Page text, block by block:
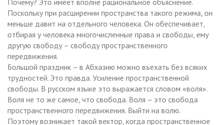
Поскольку при расширении пространства такого режима, он
меньше давит на отдельного человека. Он обеспечивает,
отбирая у человека многочисленные права и свободы, ему
другую свободу – свободу пространственного
передвижения.
Большой праздник – в Абхазию можно въехать без всяких
трудностей. Это правда. Усиление пространственной
свободы. В русском языке это выражается словом «воля».
Воля не то же самое, что свобода. Воля – это свобода
пространственного передвижения. Выйти на волю.
Поэтому возникает такой вектор, когда пространственное